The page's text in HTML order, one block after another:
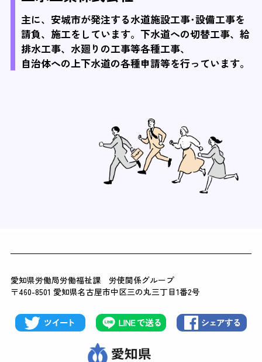
主に、安城市が発注する水道施設工事･設備工事を
請負、施工をしています。下水道への切替工事、給
排水工事、水廻りの工事等各種工事、
自治体への上下水道の各種申請等を行っています。
愛知県労働局労働福祉課 労使関係グループ
〒460-8501 愛知県名古屋市中区三の丸三丁目1番2号